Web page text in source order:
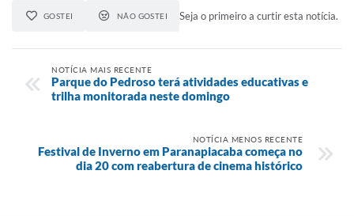
GOSTEI NÃO GOSTEI Seja o primeiro a curtir esta notícia.
NOTÍCIA MAIS RECENTE
Parque do Pedroso terá atividades educativas e
trilha monitorada neste domingo
NOTÍCIA MENOS RECENTE
Festival de Inverno em Paranapiacaba começa no
dia 20 com reabertura de cinema histórico